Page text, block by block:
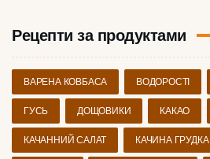
Рецепти за продуктами
ВАРЕНА КОВБАСА ВОДОРОСТІ
ГУСЬ ДОЩОВИКИ КАКАО
КАЧАННИЙ САЛАТ КАЧИНА ГРУДКА